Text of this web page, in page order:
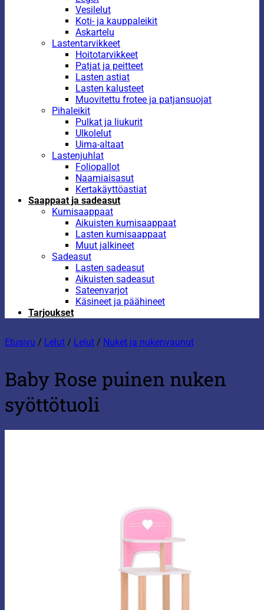
Vesilelut
Koti- ja kauppaleikit
Askartelu
Lastentarvikkeet
Hoitotarvikkeet
Patjat ja peitteet
Lasten astiat
Lasten kalusteet
Muovitettu frotee ja patjansuojat
Pihaleikit
Pulkat ja liukurit
Ulkolelut
Uima-altaat
Lastenjuhlat
Foliopallot
Naamiaisasut
Kertakäyttöastiat
Saappaat ja sadeasut
Kumisaappaat
Aikuisten kumisaappaat
Lasten kumisaappaat
Muut jalkineet
Sadeasut
Lasten sadeasut
Aikuisten sadeasut
Sateenvarjot
Käsineet ja päähineet
Tarjoukset
Etusivu / Lelut / Lelut / Nuket ja nukenvaunut
Baby Rose puinen nuken
syöttötuoli